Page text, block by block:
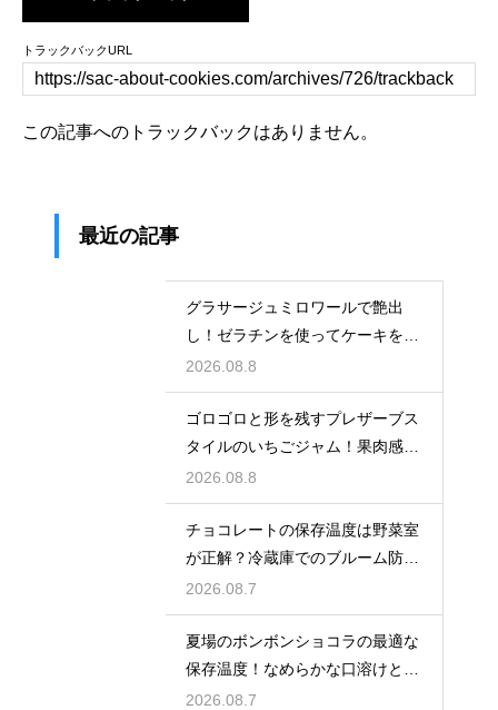
トラックバックURL
この記事へのトラックバックはありません。
最近の記事
グラサージュミロワールで艶出
し！ゼラチンを使ってケーキを美
しく飾る
2026.08.8
ゴロゴロと形を残すプレザーブス
タイルのいちごジャム！果肉感を
たっぷり楽しむ美味しいレシピ
2026.08.8
チョコレートの保存温度は野菜室
が正解？冷蔵庫でのブルーム防止
策
2026.08.7
夏場のボンボンショコラの最適な
保存温度！なめらかな口溶けと美
しいツヤを保つための管理方法
2026.08.7